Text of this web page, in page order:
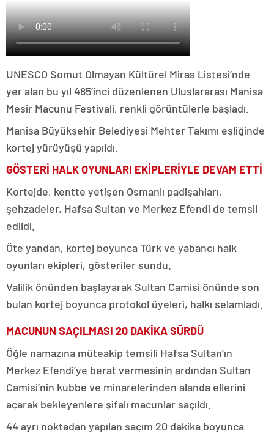
UNESCO Somut Olmayan Kültürel Miras Listesi’nde
yer alan bu yıl 485’inci düzenlenen Uluslararası Manisa
Mesir Macunu Festivali, renkli görüntülerle başladı.
Manisa Büyükşehir Belediyesi Mehter Takımı eşliğinde
kortej yürüyüşü yapıldı.
GÖSTERİ HALK OYUNLARI EKİPLERİYLE DEVAM ETTİ
Kortejde, kentte yetişen Osmanlı padişahları,
şehzadeler, Hafsa Sultan ve Merkez Efendi de temsil
edildi.
Öte yandan, kortej boyunca Türk ve yabancı halk
oyunları ekipleri, gösteriler sundu.
Valilik önünden başlayarak Sultan Camisi önünde son
bulan kortej boyunca protokol üyeleri, halkı selamladı.
MACUNUN SAÇILMASI 20 DAKİKA SÜRDÜ
Öğle namazına müteakip temsili Hafsa Sultan’ın
Merkez Efendi’ye berat vermesinin ardından Sultan
Camisi’nin kubbe ve minarelerinden alanda ellerini
açarak bekleyenlere şifalı macunlar saçıldı.
44 ayrı noktadan yapılan saçım 20 dakika boyunca